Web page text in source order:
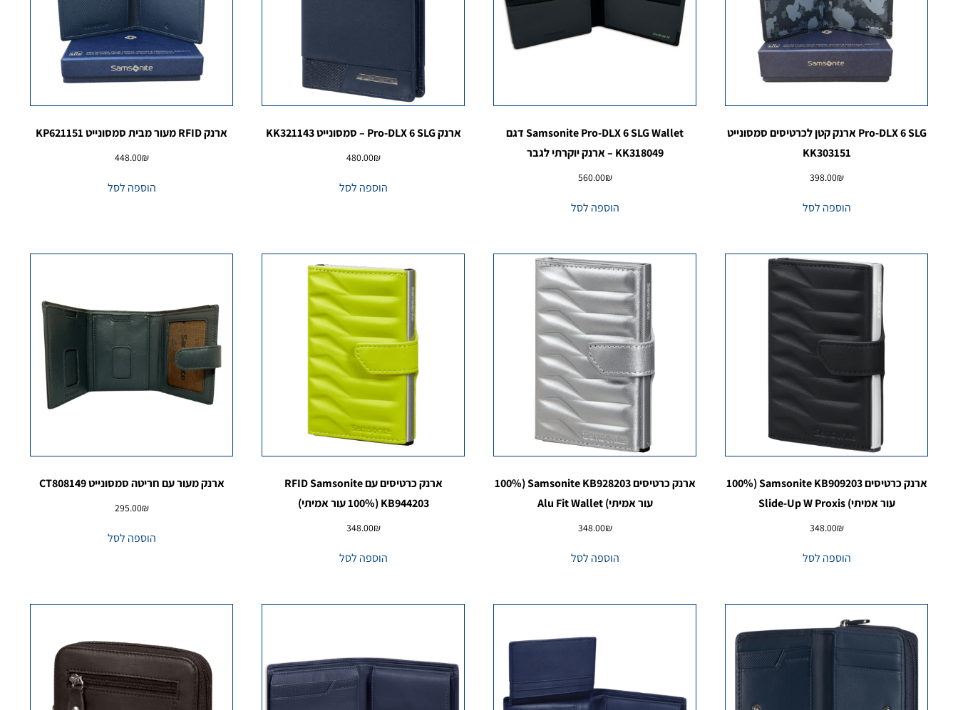
Pro-DLX 6 SLG ארנק קטן לכרטיסים סמסונייט
KK303151
398.00₪
הוספה לסל
Samsonite Pro-DLX 6 SLG Wallet דגם
KK318049 – ארנק יוקרתי לגבר
560.00₪
הוספה לסל
ארנק Pro-DLX 6 SLG – סמסונייט KK321143
480.00₪
הוספה לסל
ארנק RFID מעור מבית סמסונייט KP621151
448.00₪
הוספה לסל
ארנק כרטיסים Samsonite KB909203 (100%
עור אמיתי) Slide-Up W Proxis
348.00₪
הוספה לסל
ארנק כרטיסים Samsonite KB928203 (100%
עור אמיתי) Alu Fit Wallet
348.00₪
הוספה לסל
ארנק כרטיסים עם RFID Samsonite
KB944203 (100% עור אמיתי)
348.00₪
הוספה לסל
ארנק מעור עם חריטה סמסונייט CT808149
295.00₪
הוספה לסל